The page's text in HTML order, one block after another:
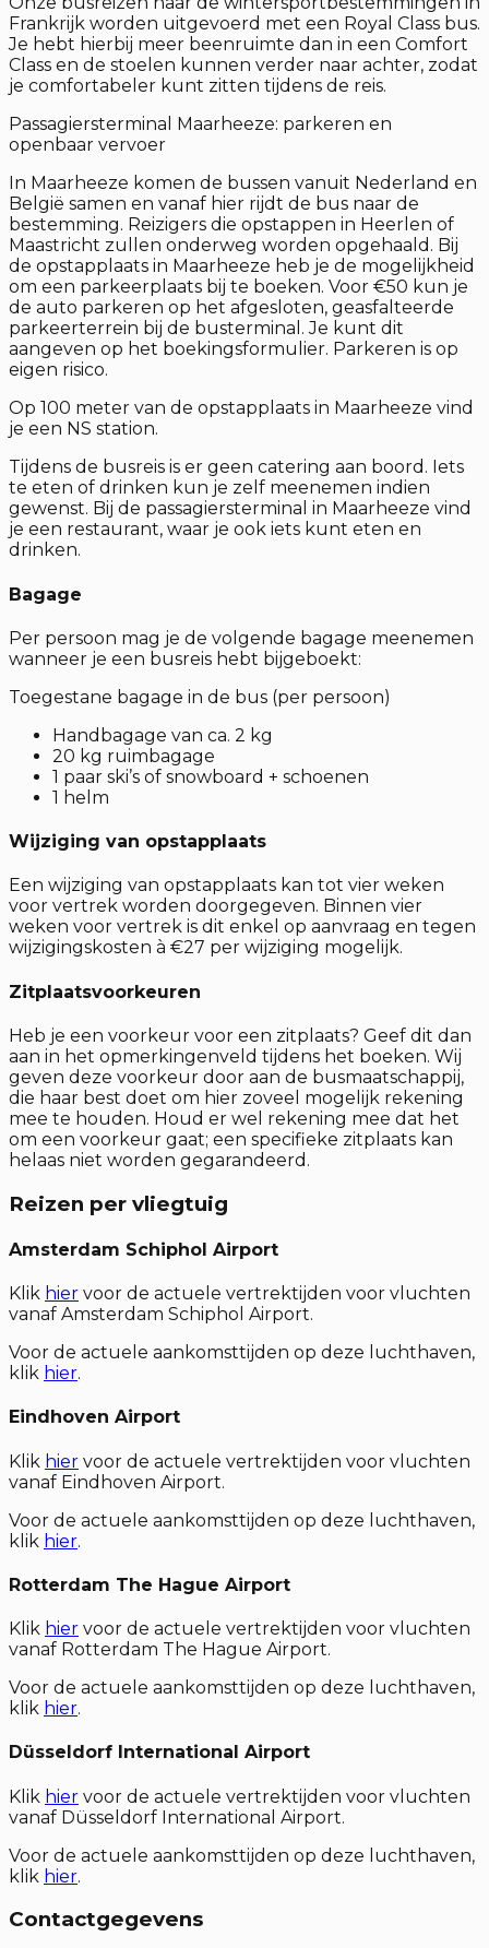
Frankrijk worden uitgevoerd met een Royal Class bus.
Je hebt hierbij meer beenruimte dan in een Comfort
Class en de stoelen kunnen verder naar achter, zodat
je comfortabeler kunt zitten tijdens de reis.
Passagiersterminal Maarheeze: parkeren en
openbaar vervoer
In Maarheeze komen de bussen vanuit Nederland en
België samen en vanaf hier rijdt de bus naar de
bestemming. Reizigers die opstappen in Heerlen of
Maastricht zullen onderweg worden opgehaald. Bij
de opstapplaats in Maarheeze heb je de mogelijkheid
om een parkeerplaats bij te boeken. Voor €50 kun je
de auto parkeren op het afgesloten, geasfalteerde
parkeerterrein bij de busterminal. Je kunt dit
aangeven op het boekingsformulier. Parkeren is op
eigen risico.
Op 100 meter van de opstapplaats in Maarheeze vind
je een NS station.
Tijdens de busreis is er geen catering aan boord. Iets
te eten of drinken kun je zelf meenemen indien
gewenst. Bij de passagiersterminal in Maarheeze vind
je een restaurant, waar je ook iets kunt eten en
drinken.
Bagage
Per persoon mag je de volgende bagage meenemen
wanneer je een busreis hebt bijgeboekt:
Toegestane bagage in de bus (per persoon)
Handbagage van ca. 2 kg
20 kg ruimbagage
1 paar ski’s of snowboard + schoenen
1 helm
Wijziging van opstapplaats
Een wijziging van opstapplaats kan tot vier weken
voor vertrek worden doorgegeven. Binnen vier
weken voor vertrek is dit enkel op aanvraag en tegen
wijzigingskosten à €27 per wijziging mogelijk.
Zitplaatsvoorkeuren
Heb je een voorkeur voor een zitplaats? Geef dit dan
aan in het opmerkingenveld tijdens het boeken. Wij
geven deze voorkeur door aan de busmaatschappij,
die haar best doet om hier zoveel mogelijk rekening
mee te houden. Houd er wel rekening mee dat het
om een voorkeur gaat; een specifieke zitplaats kan
helaas niet worden gegarandeerd.
Reizen per vliegtuig
Amsterdam Schiphol Airport
Klik hier voor de actuele vertrektijden voor vluchten
vanaf Amsterdam Schiphol Airport.
Voor de actuele aankomsttijden op deze luchthaven,
klik hier.
Eindhoven Airport
Klik hier voor de actuele vertrektijden voor vluchten
vanaf Eindhoven Airport.
Voor de actuele aankomsttijden op deze luchthaven,
klik hier.
Rotterdam The Hague Airport
Klik hier voor de actuele vertrektijden voor vluchten
vanaf Rotterdam The Hague Airport.
Voor de actuele aankomsttijden op deze luchthaven,
klik hier.
Düsseldorf International Airport
Klik hier voor de actuele vertrektijden voor vluchten
vanaf Düsseldorf International Airport.
Voor de actuele aankomsttijden op deze luchthaven,
klik hier.
Contactgegevens